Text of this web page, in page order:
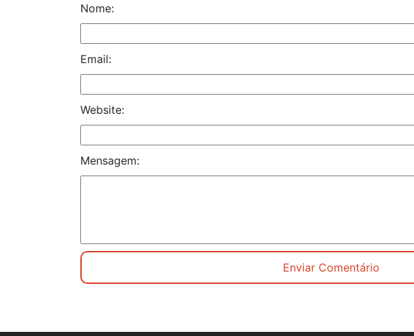
Nome:
Email:
Website:
Mensagem: